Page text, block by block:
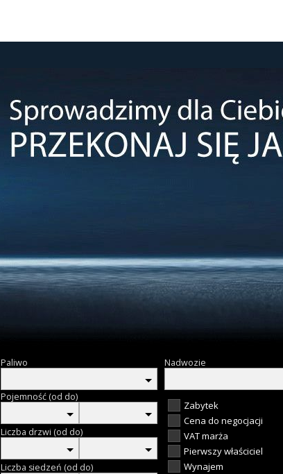
Paliwo
Pojemność (od do)
Liczba drzwi (od do)
Liczba siedzeń (od do)
Nadwozie
Zabytek
Cena do negocjacji
VAT marża
Pierwszy właściciel
Wynajem